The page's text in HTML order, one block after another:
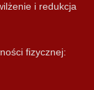
i redukcja
fizycznej: